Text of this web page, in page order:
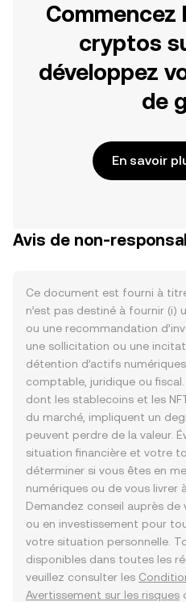
cryptos
développez
de
En savoir
Avis de non-
Ce document est fourni à
n’est pas destiné à fournir (i)
ou une recommandation
une sollicitation ou une
détention d’actifs
comptable, juridique ou
dont les stablecoins et les
du marché, impliquent un
peuvent perdre de la valeur.
situation financière et votre
déterminer si vous êtes en
numériques ou de vous livrer
Demandez conseil auprès
ou en investissement pour
votre situation personnelle.
disponibles dans toutes les
veuillez consulter les
Avertissement sur les risques